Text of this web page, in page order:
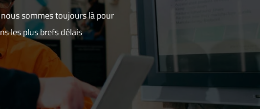
sommes toujours là pour
les plus brefs délais